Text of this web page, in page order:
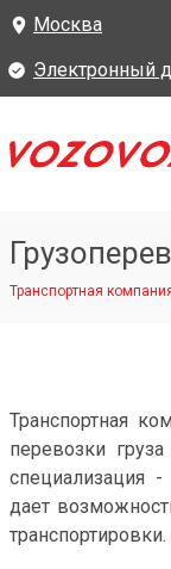
Москва
Электронный
Транспортная
Транспортная
перевозки
специализация
дает
транспортировки.